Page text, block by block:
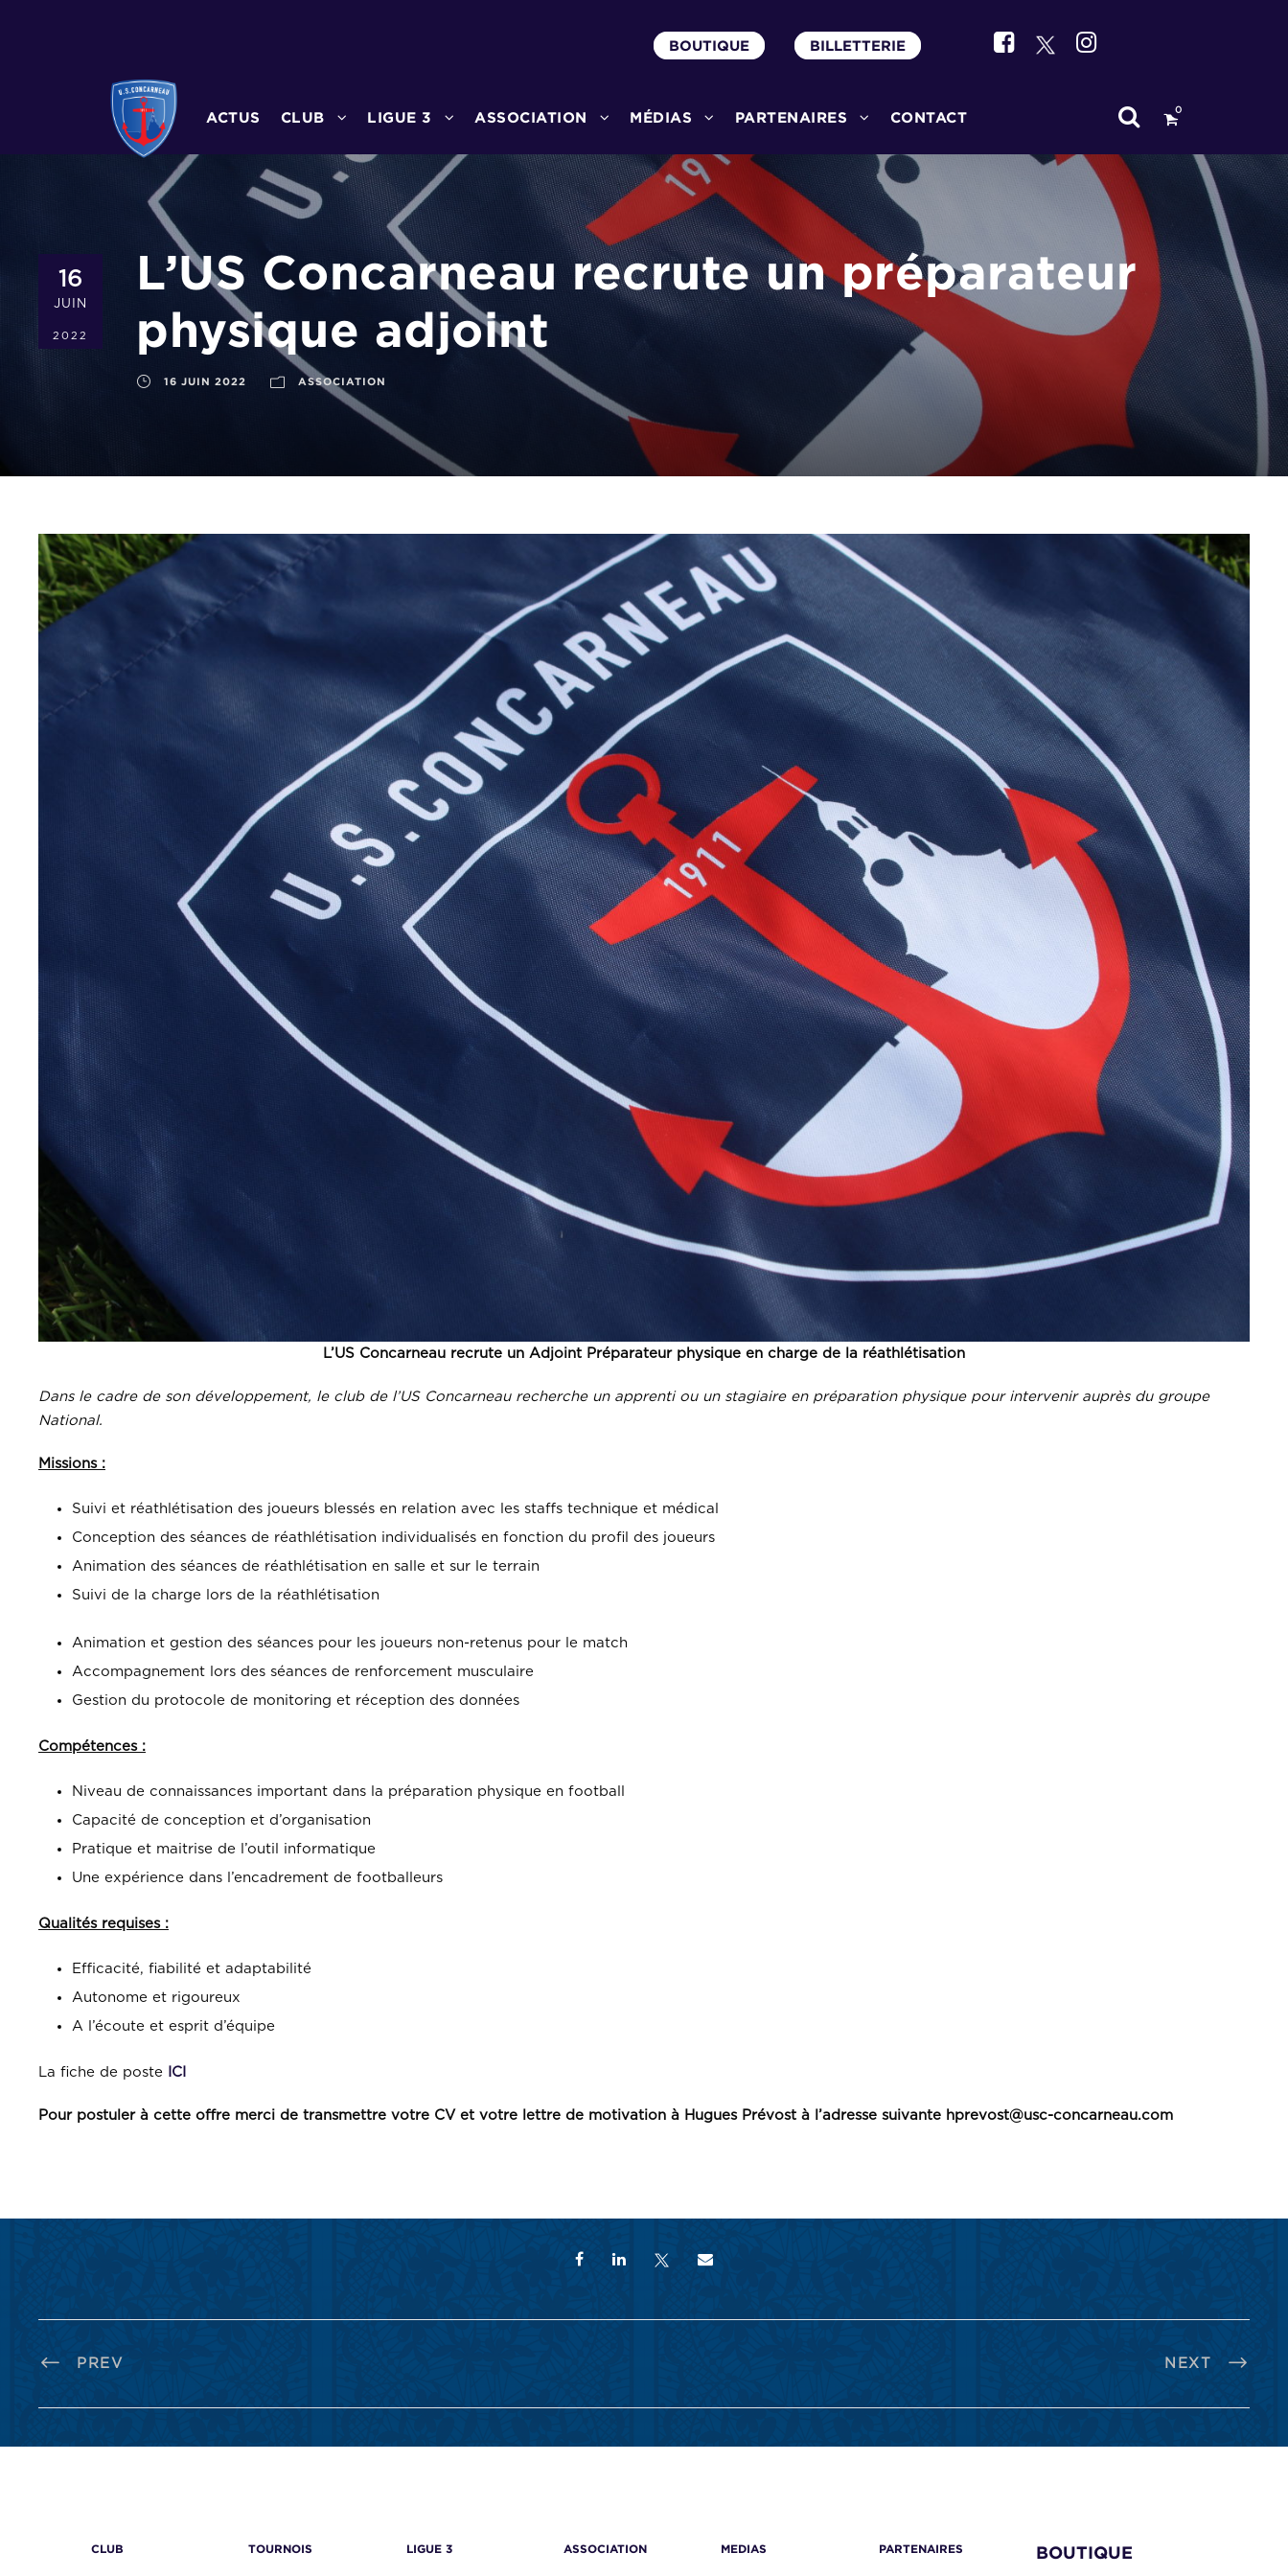
BOUTIQUE BILLETTERIE
ACTUS CLUB LIGUE 3 ASSOCIATION MÉDIAS PARTENAIRES CONTACT 0
16
JUIN
2022
L’US Concarneau recrute un préparateur
physique adjoint
16 JUIN 2022 ASSOCIATION
L’US Concarneau recrute un Adjoint Préparateur physique en charge de la réathlétisation
Dans le cadre de son développement, le club de l’US Concarneau recherche un apprenti ou un stagiaire en préparation physique pour intervenir auprès du groupe
National.
Missions :
Suivi et réathlétisation des joueurs blessés en relation avec les staffs technique et médical
Conception des séances de réathlétisation individualisés en fonction du profil des joueurs
Animation des séances de réathlétisation en salle et sur le terrain
Suivi de la charge lors de la réathlétisation
Animation et gestion des séances pour les joueurs non-retenus pour le match
Accompagnement lors des séances de renforcement musculaire
Gestion du protocole de monitoring et réception des données
Compétences :
Niveau de connaissances important dans la préparation physique en football
Capacité de conception et d’organisation
Pratique et maitrise de l’outil informatique
Une expérience dans l’encadrement de footballeurs
Qualités requises :
Efficacité, fiabilité et adaptabilité
Autonome et rigoureux
A l’écoute et esprit d’équipe
La fiche de poste ICI
Pour postuler à cette offre merci de transmettre votre CV et votre lettre de motivation à Hugues Prévost à l’adresse suivante hprevost@usc-concarneau.com
PREV NEXT
CLUB TOURNOIS LIGUE 3 ASSOCIATION MEDIAS PARTENAIRES BOUTIQUE